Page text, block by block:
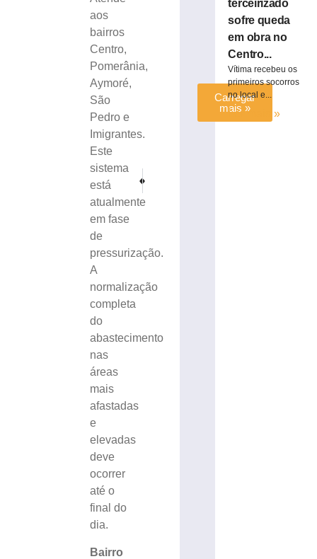
aos
bairros
Centro,
Pomerânia,
Aymoré,
São
Pedro e
Imigrantes.
Este
sistema
está
atualmente
em fase
de
pressurização.
A
normalização
completa
do
abastecimento
nas
áreas
mais
afastadas
e
elevadas
deve
ocorrer
até o
final do
dia.
Bairro
PRÓXIMO
Carregar
mais »
terceirizado
sofre queda
em obra no
Centro...
Vítima recebeu os
primeiros socorros
no local e...
Ler mais »